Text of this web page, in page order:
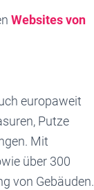
Websites von
europaweit
Putze
Mit
über 300
von Gebäuden.